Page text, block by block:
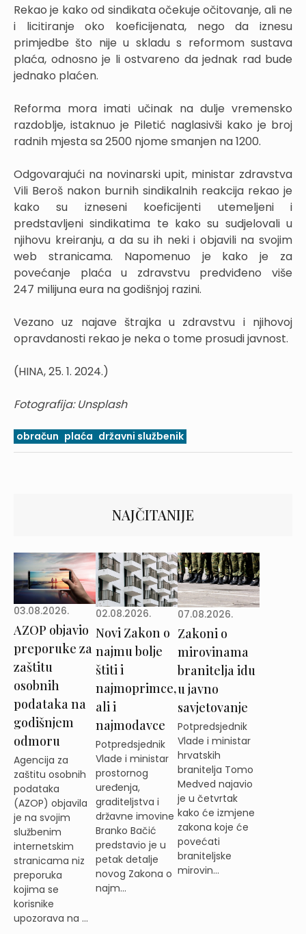
Rekao je kako od sindikata očekuje očitovanje, ali ne
i licitiranje oko koeficijenata, nego da iznesu
primjedbe što nije u skladu s reformom sustava
plaća, odnosno je li ostvareno da jednak rad bude
jednako plaćen.
Reforma mora imati učinak na dulje vremensko
razdoblje, istaknuo je Piletić naglasivši kako je broj
radnih mjesta sa 2500 njome smanjen na 1200.
Odgovarajući na novinarski upit, ministar zdravstva
Vili Beroš nakon burnih sindikalnih reakcija rekao je
kako su izneseni koeficijenti utemeljeni i
predstavljeni sindikatima te kako su sudjelovali u
njihovu kreiranju, a da su ih neki i objavili na svojim
web stranicama. Napomenuo je kako je za
povećanje plaća u zdravstvu predviđeno više
247 milijuna eura na godišnjoj razini.
Vezano uz najave štrajka u zdravstvu i njihovoj
opravdanosti rekao je neka o tome prosudi javnost.
(HINA, 25. 1. 2024.)
Fotografija: Unsplash
obračun plaća državni službenik
NAJČITANIJE
03.08.2026.
AZOP objavio
preporuke za
zaštitu
osobnih
podataka na
godišnjem
odmoru
Agencija za
zaštitu osobnih
podataka
(AZOP) objavila
je na svojim
službenim
internetskim
stranicama niz
preporuka
kojima se
korisnike
upozorava na ...
02.08.2026.
Novi Zakon o
najmu bolje
štiti i
najmoprimce,
ali i
najmodavce
Potpredsjednik
Vlade i ministar
prostornog
uređenja,
graditeljstva i
državne imovine
Branko Bačić
predstavio je u
petak detalje
novog Zakona o
najm...
07.08.2026.
Zakoni o
mirovinama
branitelja idu
u javno
savjetovanje
Potpredsjednik
Vlade i ministar
hrvatskih
branitelja Tomo
Medved najavio
je u četvrtak
kako će izmjene
zakona koje će
povećati
braniteljske
mirovin...